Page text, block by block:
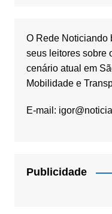
O Rede Noticiando
seus leitores sobre
cenário atual em
Mobilidade e
E-mail:
Publicidade